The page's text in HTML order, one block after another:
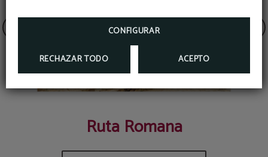
CONFIGURAR
RECHAZAR TODO ACEPTO
Ruta Romana